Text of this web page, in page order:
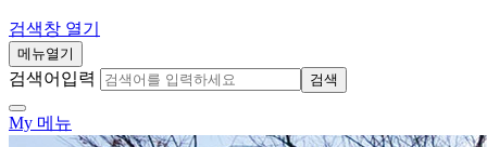
검색창 열기
메뉴열기
검색어입력 검색
My 메뉴